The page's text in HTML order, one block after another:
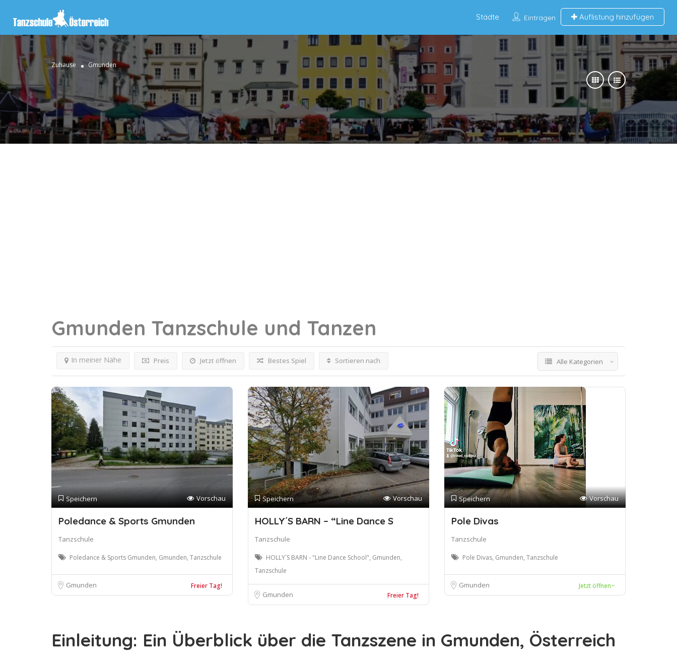
Eintragen Auflistung hinzufügen
Städte
Zuhause Gmunden
Gmunden Tanzschule und Tanzen
Preis Jetzt öffnen
In meiner Nähe Bestes Spiel Sortieren nach Alle Kategorien
Speichern Vorschau
Poledance & Sports Gmunden
Tanzschule
Poledance & Sports Gmunden, Gmunden, Tanzschule
Gmunden Freier Tag!
Speichern Vorschau
HOLLY´S BARN – “Line Dance S
Tanzschule
HOLLY´S BARN - "Line Dance School", Gmunden,
Tanzschule
Gmunden Freier Tag!
Speichern Vorschau
Pole Divas
Tanzschule
Pole Divas, Gmunden, Tanzschule
Gmunden Jetzt öffnen~
Einleitung: Ein Überblick über die Tanzszene in Gmunden, Österreich